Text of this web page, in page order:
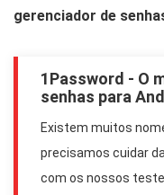
gerenciador de
1Password - O
senhas para
Existem muitos
precisamos cuidar
com os nossos